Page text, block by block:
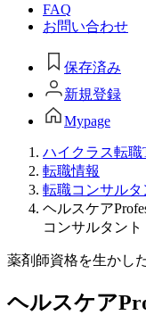
FAQ
お問い合わせ
保存済み
新規登録
Mypage
ハイクラス転職
転職情報
転職コンサルタ
ヘルスケア
コンサルタン
薬剤師資格を生かし
ヘルスケア